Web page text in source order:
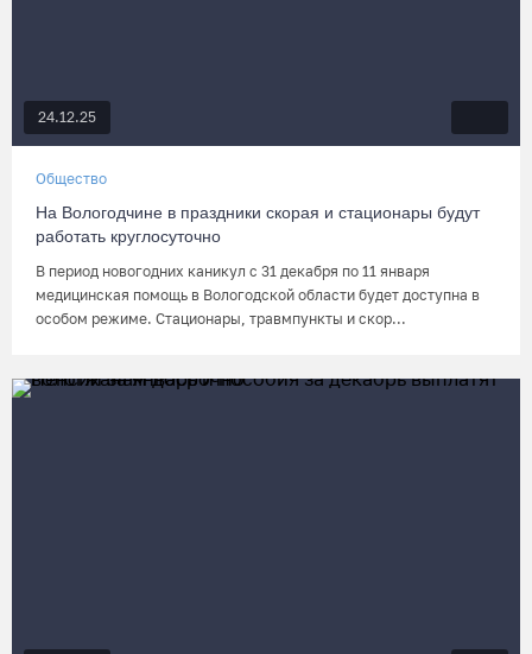
24.12.25
Общество
На Вологодчине в праздники скорая и стационары будут
работать круглосуточно
В период новогодних каникул с 31 декабря по 11 января
медицинская помощь в Вологодской области будет доступна в
особом режиме. Стационары, травмпункты и скор...